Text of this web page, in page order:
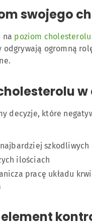
swojego
na poziom cholesterolu
odgrywają ogromną
decyzje, które
szkodliwych
ilościach
pracę układu